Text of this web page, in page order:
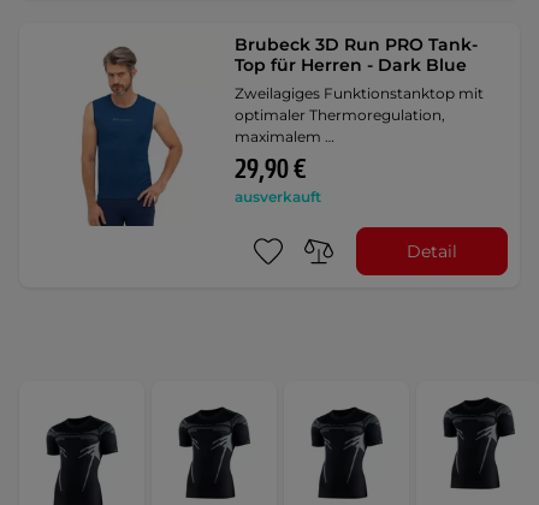
Brubeck 3D Run PRO Tank-
Top für Herren - Dark Blue
Zweilagiges Funktionstanktop mit
optimaler Thermoregulation,
maximalem …
29,90 €
ausverkauft
Detail